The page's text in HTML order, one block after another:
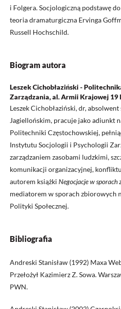
i Folgera. Socjologiczną podstawę
teoria dramaturgiczna Ervinga
Russell Hochschild.
Biogram autora
Leszek Cichobłaziński -
Zarządzania, al. Armii Krajowej 19
Leszek Cichobłaziński, dr,
Jagiellońskim, pracuje jako adiunkt
Politechniki Częstochowskiej,
Instytutu Socjologii i Psychologii
zarządzaniem zasobami ludzkimi,
komunikacji organizacyjnej,
autorem książki Negocjacje w sporach
mediatorem w sporach zbiorowych
Polityki Społecznej.
Bibliografia
Andreski Stanisław (1992) Maxa
Przełożył Kazimierz Z. Sowa.
PWN.